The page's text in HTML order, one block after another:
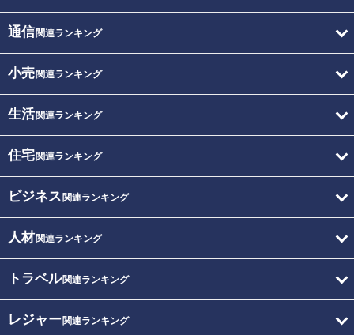
通信関連ランキング
小売関連ランキング
生活関連ランキング
住宅関連ランキング
ビジネス 関連ランキング
人材関連ランキング
トラベル関連ランキング
レジャー関連ランキング